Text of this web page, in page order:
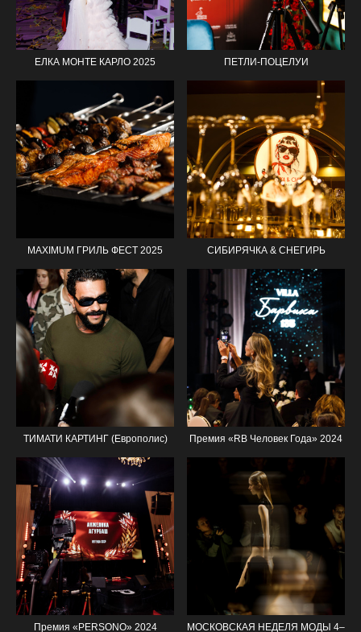
ЕЛКА МОНТЕ КАРЛО 2025 ПЕТЛИ-ПОЦЕЛУИ
MAXIMUM ГРИЛЬ ФЕСТ 2025 СИБИРЯЧКА & СНЕГИРЬ
ТИМАТИ КАРТИНГ (Европолис) Премия «RB Человек Года» 2024
Премия «PERSONO» 2024 МОСКОВСКАЯ НЕДЕЛЯ МОДЫ 4–